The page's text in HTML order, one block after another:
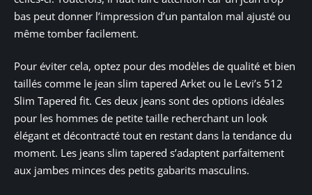
bas peut donner l’impression d’un pantalon mal ajusté ou
même tomber facilement.
Pour éviter cela, optez pour des modèles de qualité et bien
taillés comme le jean slim tapered Arket ou le Levi’s 512
Slim Tapered fit. Ces deux jeans sont des options idéales
pour les hommes de petite taille recherchant un look
élégant et décontracté tout en restant dans la tendance du
moment. Les jeans slim tapered s’adaptent parfaitement
aux jambes minces des petits gabarits masculins.